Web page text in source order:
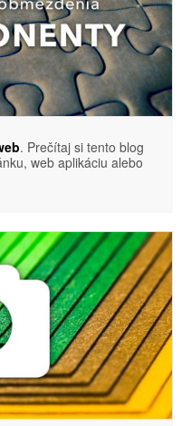
. Prečítaj si tento blog
web aplikáciu alebo